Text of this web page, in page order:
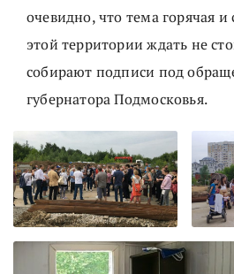
очевидно, что тема горячая и
этой территории ждать не
собирают подписи под
губернатора Подмосковья.